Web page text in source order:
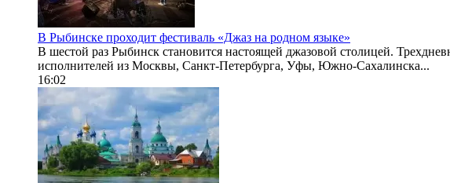
В Рыбинске проходит фестиваль «Джаз на родном языке»
В шестой раз Рыбинск становится настоящей джазовой столицей.
исполнителей из Москвы, Санкт-Петербурга, Уфы, Южно-Сахалинска...
16:02